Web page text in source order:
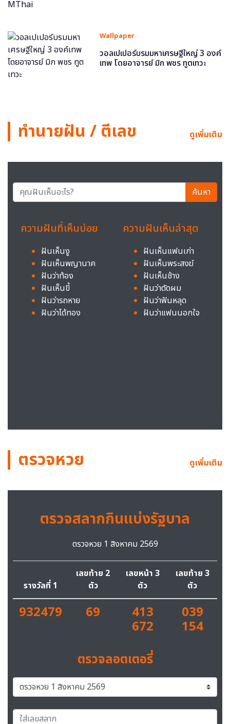
Wallpaper
วอลเปเปอร์บรมมหาเศรษฐีใหญ่ 3 องค์
เทพ โดยอาจารย์ มิก พชร ทูตเทวะ
ทำนายฝัน / ตีเลข ดูเพิ่มเติม
ค้นหา
ความฝันที่เห็นบ่อย
ฝันเห็นงู
ฝันเห็นพญานาค
ฝันว่าท้อง
ฝันเห็นขี้
ฝันว่ารถหาย
ฝันว่าได้ทอง
ความฝันเห็นล่าสุด
ฝันเห็นแฟนเก่า
ฝันเห็นพระสงฆ์
ฝันเห็นช้าง
ฝันว่าตัดผม
ฝันว่าฟันหลุด
ฝันว่าแฟนนอกใจ
ตรวจหวย ดูเพิ่มเติม
ตรวจสลากกินแบ่งรัฐบาล
ตรวจหวย 1 สิงหาคม 2569
รางวัลที่ 1
เลขท้าย 2
ตัว
เลขหน้า 3
ตัว
เลขท้าย 3
ตัว
932479 69 413
672
039
154
ตรวจลอตเตอรี่